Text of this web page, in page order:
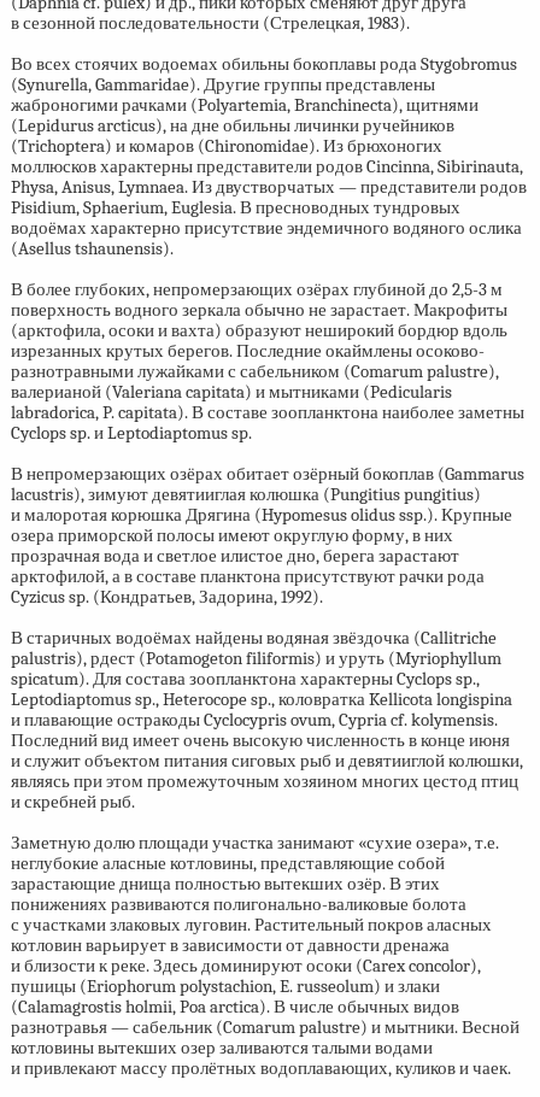
в сезонной последовательности (Стрелецкая, 1983).
Во всех стоячих водоемах обильны бокоплавы рода Stygobromus
(Synurella, Gammaridae). Другие группы представлены
жаброногими рачками (Polyartemia, Branchinecta), щитнями
(Lepidurus arcticus), на дне обильны личинки ручейников
(Trichoptera) и комаров (Chironomidae). Из брюхоногих
моллюсков характерны представители родов Cincinna, Sibirinauta,
Physa, Anisus, Lymnaea. Из двустворчатых — представители родов
Pisidium, Sphaerium, Euglesia. В пресноводных тундровых
водоёмах характерно присутствие эндемичного водяного ослика
(Asellus tshaunensis).
В более глубоких, непромерзающих озёрах глубиной до 2,5-3 м
поверхность водного зеркала обычно не зарастает. Макрофиты
(арктофила, осоки и вахта) образуют неширокий бордюр вдоль
изрезанных крутых берегов. Последние окаймлены осоково-
разнотравными лужайками с сабельником (Comarum palustre),
валерианой (Valeriana capitata) и мытниками (Pedicularis
labradorica, P. capitata). В составе зоопланктона наиболее заметны
Cyclops sp. и Leptodiaptomus sp.
В непромерзающих озёрах обитает озёрный бокоплав (Gammarus
lacustris), зимуют девятииглая колюшка (Pungitius pungitius)
и малоротая корюшка Дрягина (Hypomesus olidus ssp.). Крупные
озера приморской полосы имеют округлую форму, в них
прозрачная вода и светлое илистое дно, берега зарастают
арктофилой, а в составе планктона присутствуют рачки рода
Cyzicus sp. (Кондратьев, Задорина, 1992).
В старичных водоёмах найдены водяная звёздочка (Callitriche
palustris), рдест (Potamogeton filiformis) и уруть (Myriophyllum
spicatum). Для состава зоопланктона характерны Cyclops sp.,
Leptodiaptomus sp., Heterocope sp., коловратка Kellicota longispina
и плавающие остракоды Cyclocypris ovum, Cypria cf. kolymensis.
Последний вид имеет очень высокую численность в конце июня
и служит объектом питания сиговых рыб и девятииглой колюшки,
являясь при этом промежуточным хозяином многих цестод птиц
и скребней рыб.
Заметную долю площади участка занимают «сухие озера», т.е.
неглубокие аласные котловины, представляющие собой
зарастающие днища полностью вытекших озёр. В этих
понижениях развиваются полигонально-валиковые болота
с участками злаковых луговин. Растительный покров аласных
котловин варьирует в зависимости от давности дренажа
и близости к реке. Здесь доминируют осоки (Carex concolor),
пушицы (Eriophorum polystachion, E. russeolum) и злаки
(Calamagrostis holmii, Poa arctica). В числе обычных видов
разнотравья — сабельник (Comarum palustre) и мытники. Весной
котловины вытекших озер заливаются талыми водами
и привлекают массу пролётных водоплавающих, куликов и чаек.